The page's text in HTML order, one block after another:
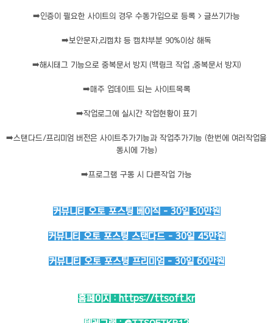
➡️인증이 필요한 사이트의 경우 수동가입으로 등록 > 글쓰기가능
➡️보안문자,리캡챠 등 캡챠부분 90%이상 해독
➡️해시태그 기능으로 중복문서 방지 (백링크 작업 ,중복문서 방지)
➡️ 매주 업데이트 되는 사이트목록
➡️작업로그에 실시간 작업현황이 표기
➡️스탠다드/프리미엄 버전은 사이트추가기능과 작업추가기능 (한번에 여러작업을
동시에 가능)
➡️프로그램 구동 시 다른작업 가능
커뮤니티 오토 포스팅 베이직 - 30일 30만원
커뮤니티 오토 포스팅 스탠다드 - 30일 45만원
커뮤니티 오토 포스팅 프리미엄 - 30일 60만원
홈페이지 : https://ttsoft.kr